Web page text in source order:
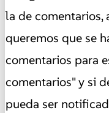
la de comentarios,
queremos que se
comentarios para
comentarios" y si
pueda ser